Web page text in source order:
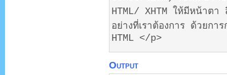
HTML/ XHTM ให้มีหน้าต
อย่างที่เราต้องการ ด้วยก
HTML </p>
Output